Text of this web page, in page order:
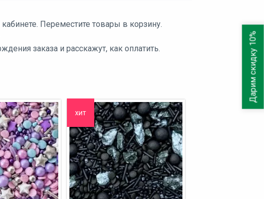
Переместите товары в корзину.
заказа и расскажут, как оплатить.
хит
Дарим скидку 10%